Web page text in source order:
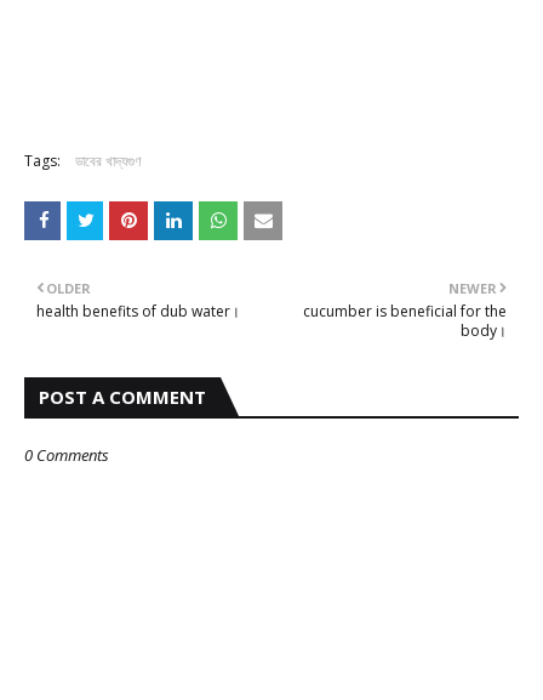
Tags: ডাবের খাদ্যগুণ
NEWER
cucumber is beneficial for the
body।
OLDER
health benefits of dub water।
POST A COMMENT
0 Comments